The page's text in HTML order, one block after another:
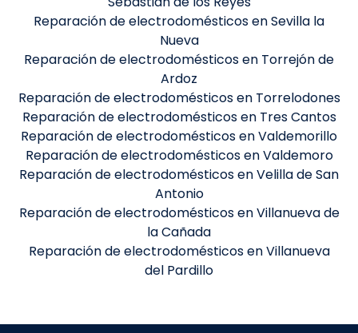
Reparación de electrodomésticos en Sevilla la
Nueva
Reparación de electrodomésticos en Torrejón de
Ardoz
Reparación de electrodomésticos en Torrelodones
Reparación de electrodomésticos en Tres Cantos
Reparación de electrodomésticos en Valdemorillo
Reparación de electrodomésticos en Valdemoro
Reparación de electrodomésticos en Velilla de San
Antonio
Reparación de electrodomésticos en Villanueva de
la Cañada
Reparación de electrodomésticos en Villanueva
del Pardillo